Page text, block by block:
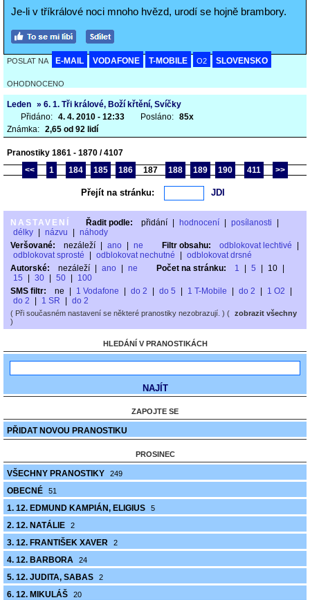
Je-li v tříkrálové noci mnoho hvězd, urodí se hojně brambory.
POSLAT NA E-MAIL VODAFONE T-MOBILE O2 SLOVENSKO
OHODNOCENO
Leden » 6. 1. Tři králové, Boží křtění, Svíčky
Přidáno: 4. 4. 2010 - 12:33 Posláno: 85x
Známka: 2,65 od 92 lidí
Pranostiky 1861 - 1870 / 4107
<<
1 184 185 186 187 188 189 190 411 >>
Přejít na stránku:
NASTAVENÍ Řadit podle: přidání hodnocení posílanosti
délky
názvu
náhody
Veršované:
nezáleží ano ne Filtr obsahu: odblokovat lechtivé
odblokovat sprosté
odblokovat nechutné
odblokovat drsné
Autorské:
nezáleží ano ne Počet na stránku: 1 5 10
15
30 50
100
SMS filtr:
ne 1 Vodafone do 2 do 5 1 T-Mobile do 2 1 O2
do 2
1 SR do 2
( Při současném nastavení se některé pranostiky nezobrazují. ) ( zobrazit všechny
)
HLEDÁNÍ V PRANOSTIKÁCH
ZAPOJTE SE
PŘIDAT NOVOU PRANOSTIKU
PROSINEC
VŠECHNY PRANOSTIKY 249
OBECNÉ 51
1. 12. EDMUND KAMPIÁN, ELIGIUS 5
2. 12. NATÁLIE 2
3. 12. FRANTIŠEK XAVER 2
4. 12. BARBORA 24
5. 12. JUDITA, SABAS 2
6. 12. MIKULÁŠ 20